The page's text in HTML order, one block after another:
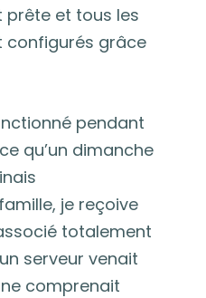
et tous les
configurés grâce
pendant
qu’un dimanche
je reçoive
totalement
serveur venait
comprenait